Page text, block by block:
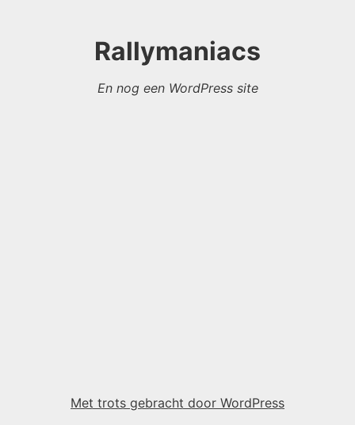
Rallymaniacs
En nog een WordPress site
Met trots gebracht door WordPress